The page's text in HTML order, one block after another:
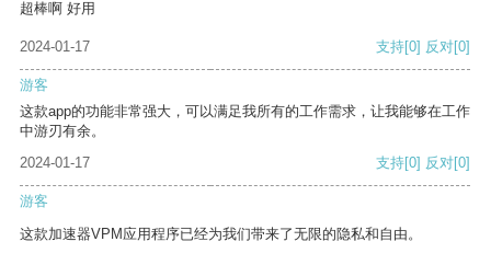
超棒啊 好用
2024-01-17 支持[0] 反对[0]
游客
这款app的功能非常强大，可以满足我所有的工作需求，让我能够在工作
中游刃有余。
2024-01-17
支持[0] 反对[0]
游客
这款加速器VPM应用程序已经为我们带来了无限的隐私和自由。